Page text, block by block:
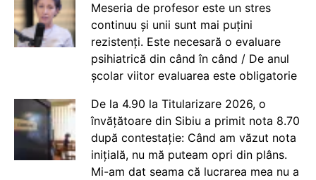
Meseria de profesor este un stres
continuu și unii sunt mai puțini
rezistenți. Este necesară o evaluare
psihiatrică din când în când / De anul
școlar viitor evaluarea este obligatorie
De la 4.90 la Titularizare 2026, o
învățătoare din Sibiu a primit nota 8.70
după contestație: Când am văzut nota
inițială, nu mă puteam opri din plâns.
Mi-am dat seama că lucrarea mea nu a